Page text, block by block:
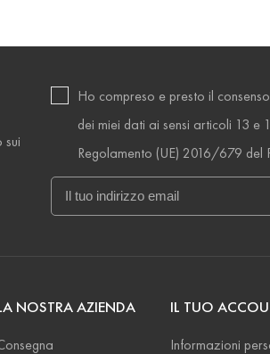
sui
Ho compreso e presto il
dei miei dati ai sensi articoli 13 e
Regolamento (UE) 2016/679 del
NOSTRA AZIENDA IL TUO
Informazioni